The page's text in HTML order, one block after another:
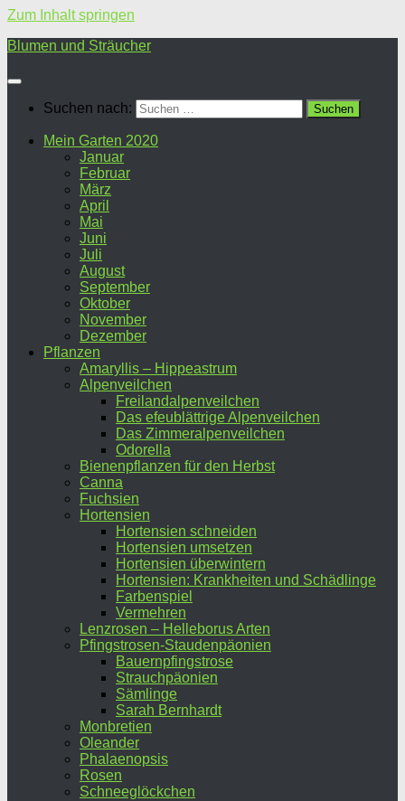
Zum Inhalt springen
Blumen und Sträucher
Suchen nach:
Mein Garten 2020
Januar
Februar
März
April
Mai
Juni
Juli
August
September
Oktober
November
Dezember
Pflanzen
Amaryllis – Hippeastrum
Alpenveilchen
Freilandalpenveilchen
Das efeublättrige Alpenveilchen
Das Zimmeralpenveilchen
Odorella
Bienenpflanzen für den Herbst
Canna
Fuchsien
Hortensien
Hortensien schneiden
Hortensien umsetzen
Hortensien überwintern
Hortensien: Krankheiten und Schädlinge
Farbenspiel
Vermehren
Lenzrosen – Helleborus Arten
Pfingstrosen-Staudenpäonien
Bauernpfingstrose
Strauchpäonien
Sämlinge
Sarah Bernhardt
Monbretien
Oleander
Phalaenopsis
Rosen
Schneeglöckchen